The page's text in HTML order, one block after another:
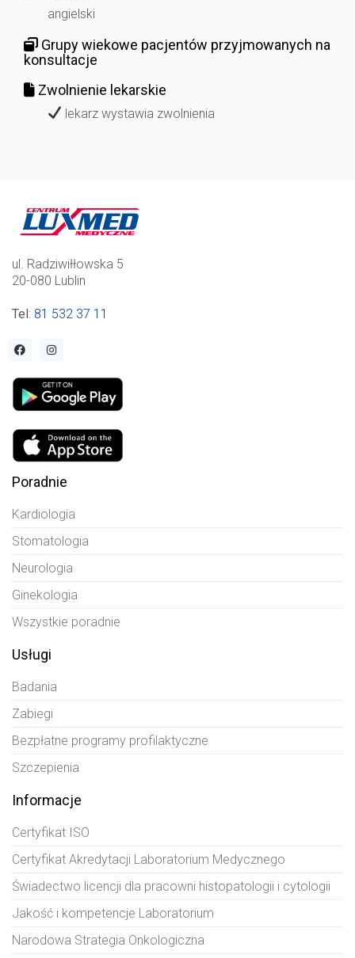
angielski
Grupy wiekowe pacjentów przyjmowanych na
konsultacje
Zwolnienie lekarskie
lekarz wystawia zwolnienia
ul. Radziwiłłowska 5
20-080 Lublin
Tel: 81 532 37 11
Poradnie
Kardiologia
Stomatologia
Neurologia
Ginekologia
Wszystkie poradnie
Usługi
Badania
Zabiegi
Bezpłatne programy profilaktyczne
Szczepienia
Informacje
Certyfikat ISO
Certyfikat Akredytacji Laboratorium Medycznego
Świadectwo licencji dla pracowni histopatologii i cytologii
Jakość i kompetencje Laboratorium
Narodowa Strategia Onkologiczna